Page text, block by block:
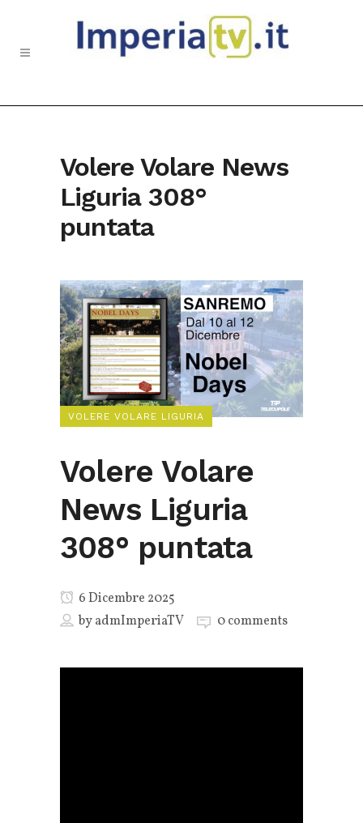
Volere Volare News
Liguria 308°
puntata
VOLERE VOLARE LIGURIA
Volere Volare
News Liguria
308° puntata
6 Dicembre 2025
byadmImperiaTV 0 comments